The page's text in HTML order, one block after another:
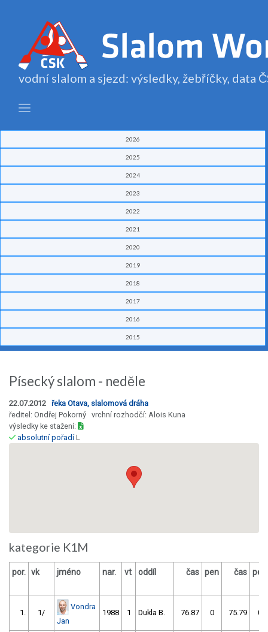
vodní slalom a sjezd: výsledky, žebříčky, data
2026
2025
2024
2023
2022
2021
2020
2019
2018
2017
2016
2015
Písecký slalom - neděle
22.07.2012 řeka Otava, slalomová dráha
ředitel: Ondřej Pokorný vrchní rozhodčí: Alois Kuna
výsledky ke stažení:
absolutní pořadíL
kategorie K1M
por. vk jméno nar. vt oddíl čas pen čas pen
1. 1/
Vondra
Jan
1988 1 Dukla B. 76.87 0 75.79 0